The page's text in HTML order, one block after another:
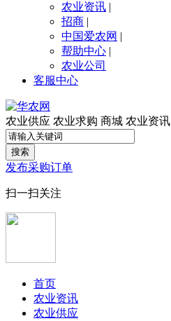
农业资讯 |
招商 |
中国爱农网 |
帮助中心 |
农业公司
客服中心
农业供应 农业求购 商城 农业资讯
搜索
发布采购订单
扫一扫关注
首页
农业资讯
农业供应